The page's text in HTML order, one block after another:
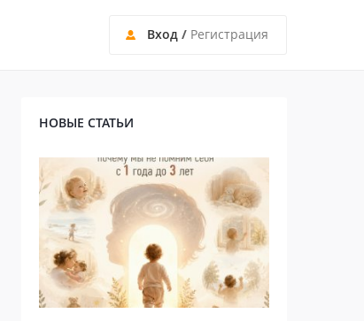
Вход / Регистрация
НОВЫЕ СТАТЬИ